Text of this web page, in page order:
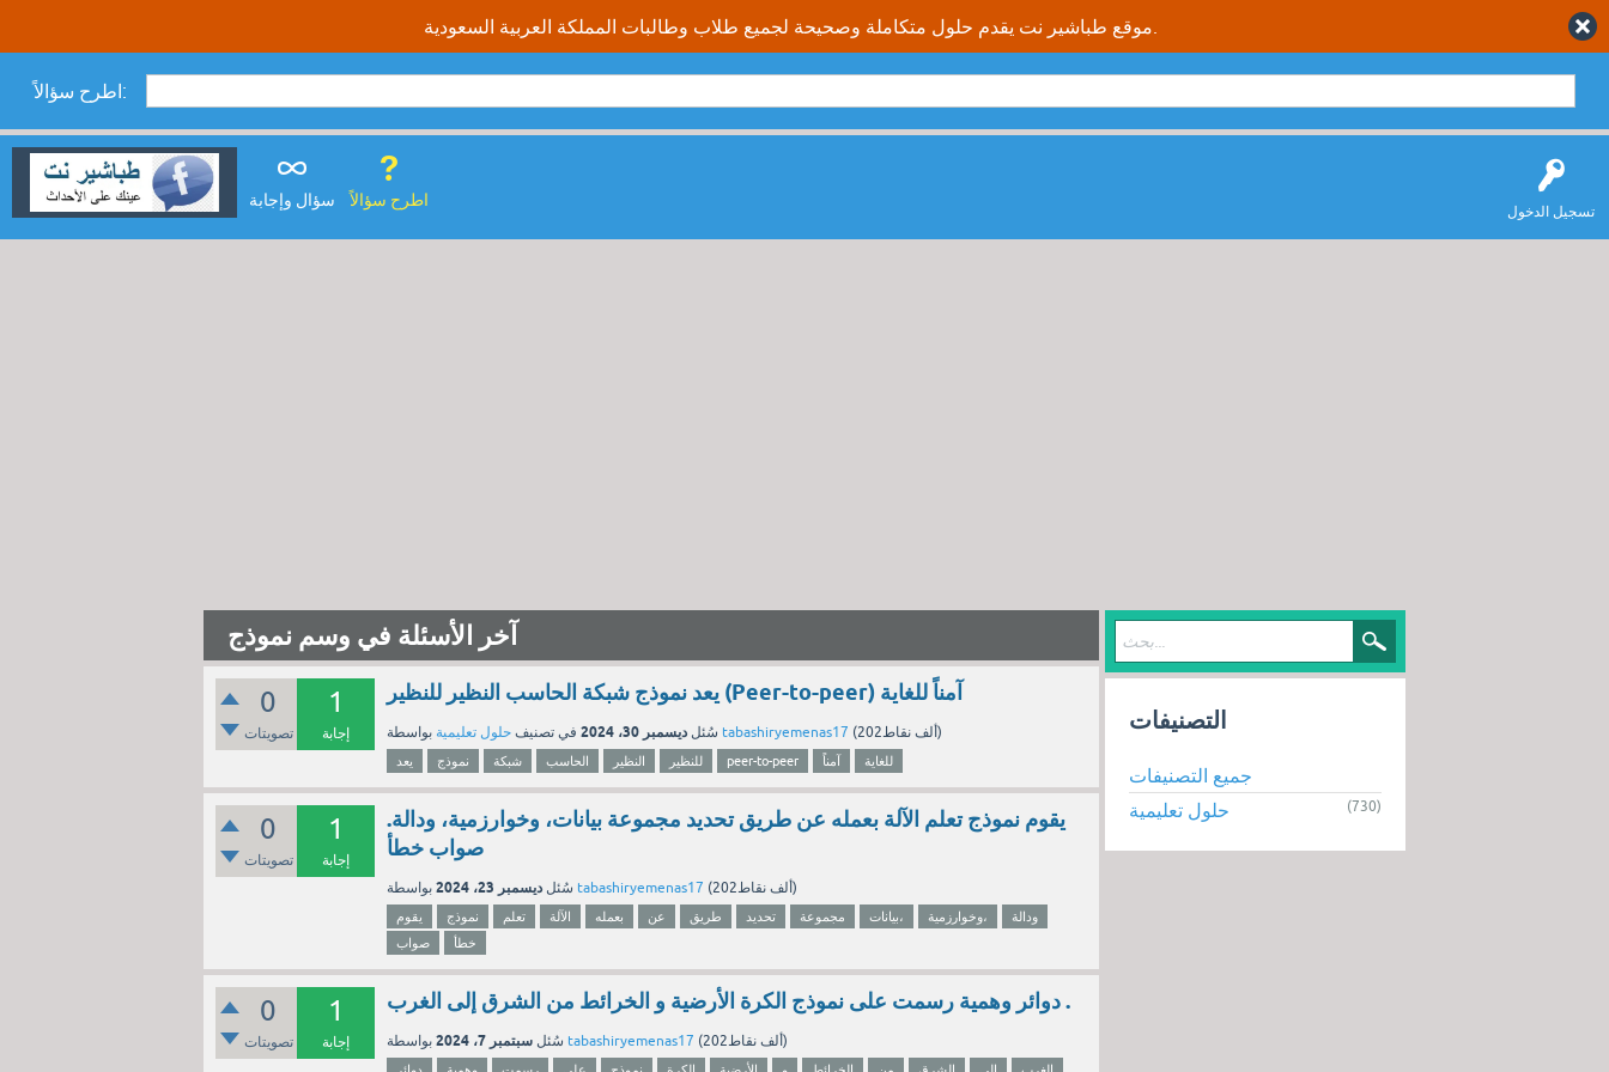
اطرح سؤالاً:
تسجيل الدخول
سؤال وإجابة اطرح سؤالاً
آخر الأسئلة في وسم نموذج
0
تصويتات
1
إجابة
يعد نموذج شبكة الحاسب النظير للنظير (Peer-to-peer) آمناً للغاية
سُئل ديسمبر 30، 2024 في تصنيف حلول تعليمية tabashiryemenas17 ( 202ألف نقاط)
يعد نموذج شبكة الحاسب النظير للنظير peer-to-peer آمناً للغاية
0
تصويتات
1
إجابة
يقوم نموذج تعلم الآلة بعمله عن طريق تحديد مجموعة بيانات، وخوارزمية، ودالة.
صواب خطأ
سُئل ديسمبر 23، 2024 tabashiryemenas17 ( 202ألف نقاط)
يقوم نموذج تعلم الآلة بعمله عن طريق تحديد مجموعة بيانات، وخوارزمية،
ودالة
صواب
خطأ
0
تصويتات
1
إجابة
دوائر وهمية رسمت على نموذج الكرة الأرضية و الخرائط من الشرق إلى الغرب .
سُئل سبتمبر 7، 2024 tabashiryemenas17 ( 202ألف نقاط)
التصنيفات
جميع التصنيفات
حلول تعليمية
(730)